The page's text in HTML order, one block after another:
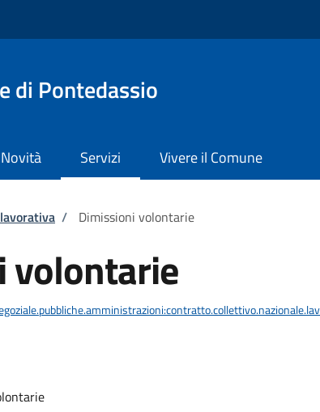
di Pontedassio
Novità Servizi Vivere il Comune
/ Dimissioni volontarie
volontarie